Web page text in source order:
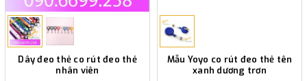
Dây đeo thẻ co rút đeo thẻ
nhân viên
Mẫu Yoyo co rút đeo thẻ tên
xanh dương trơn